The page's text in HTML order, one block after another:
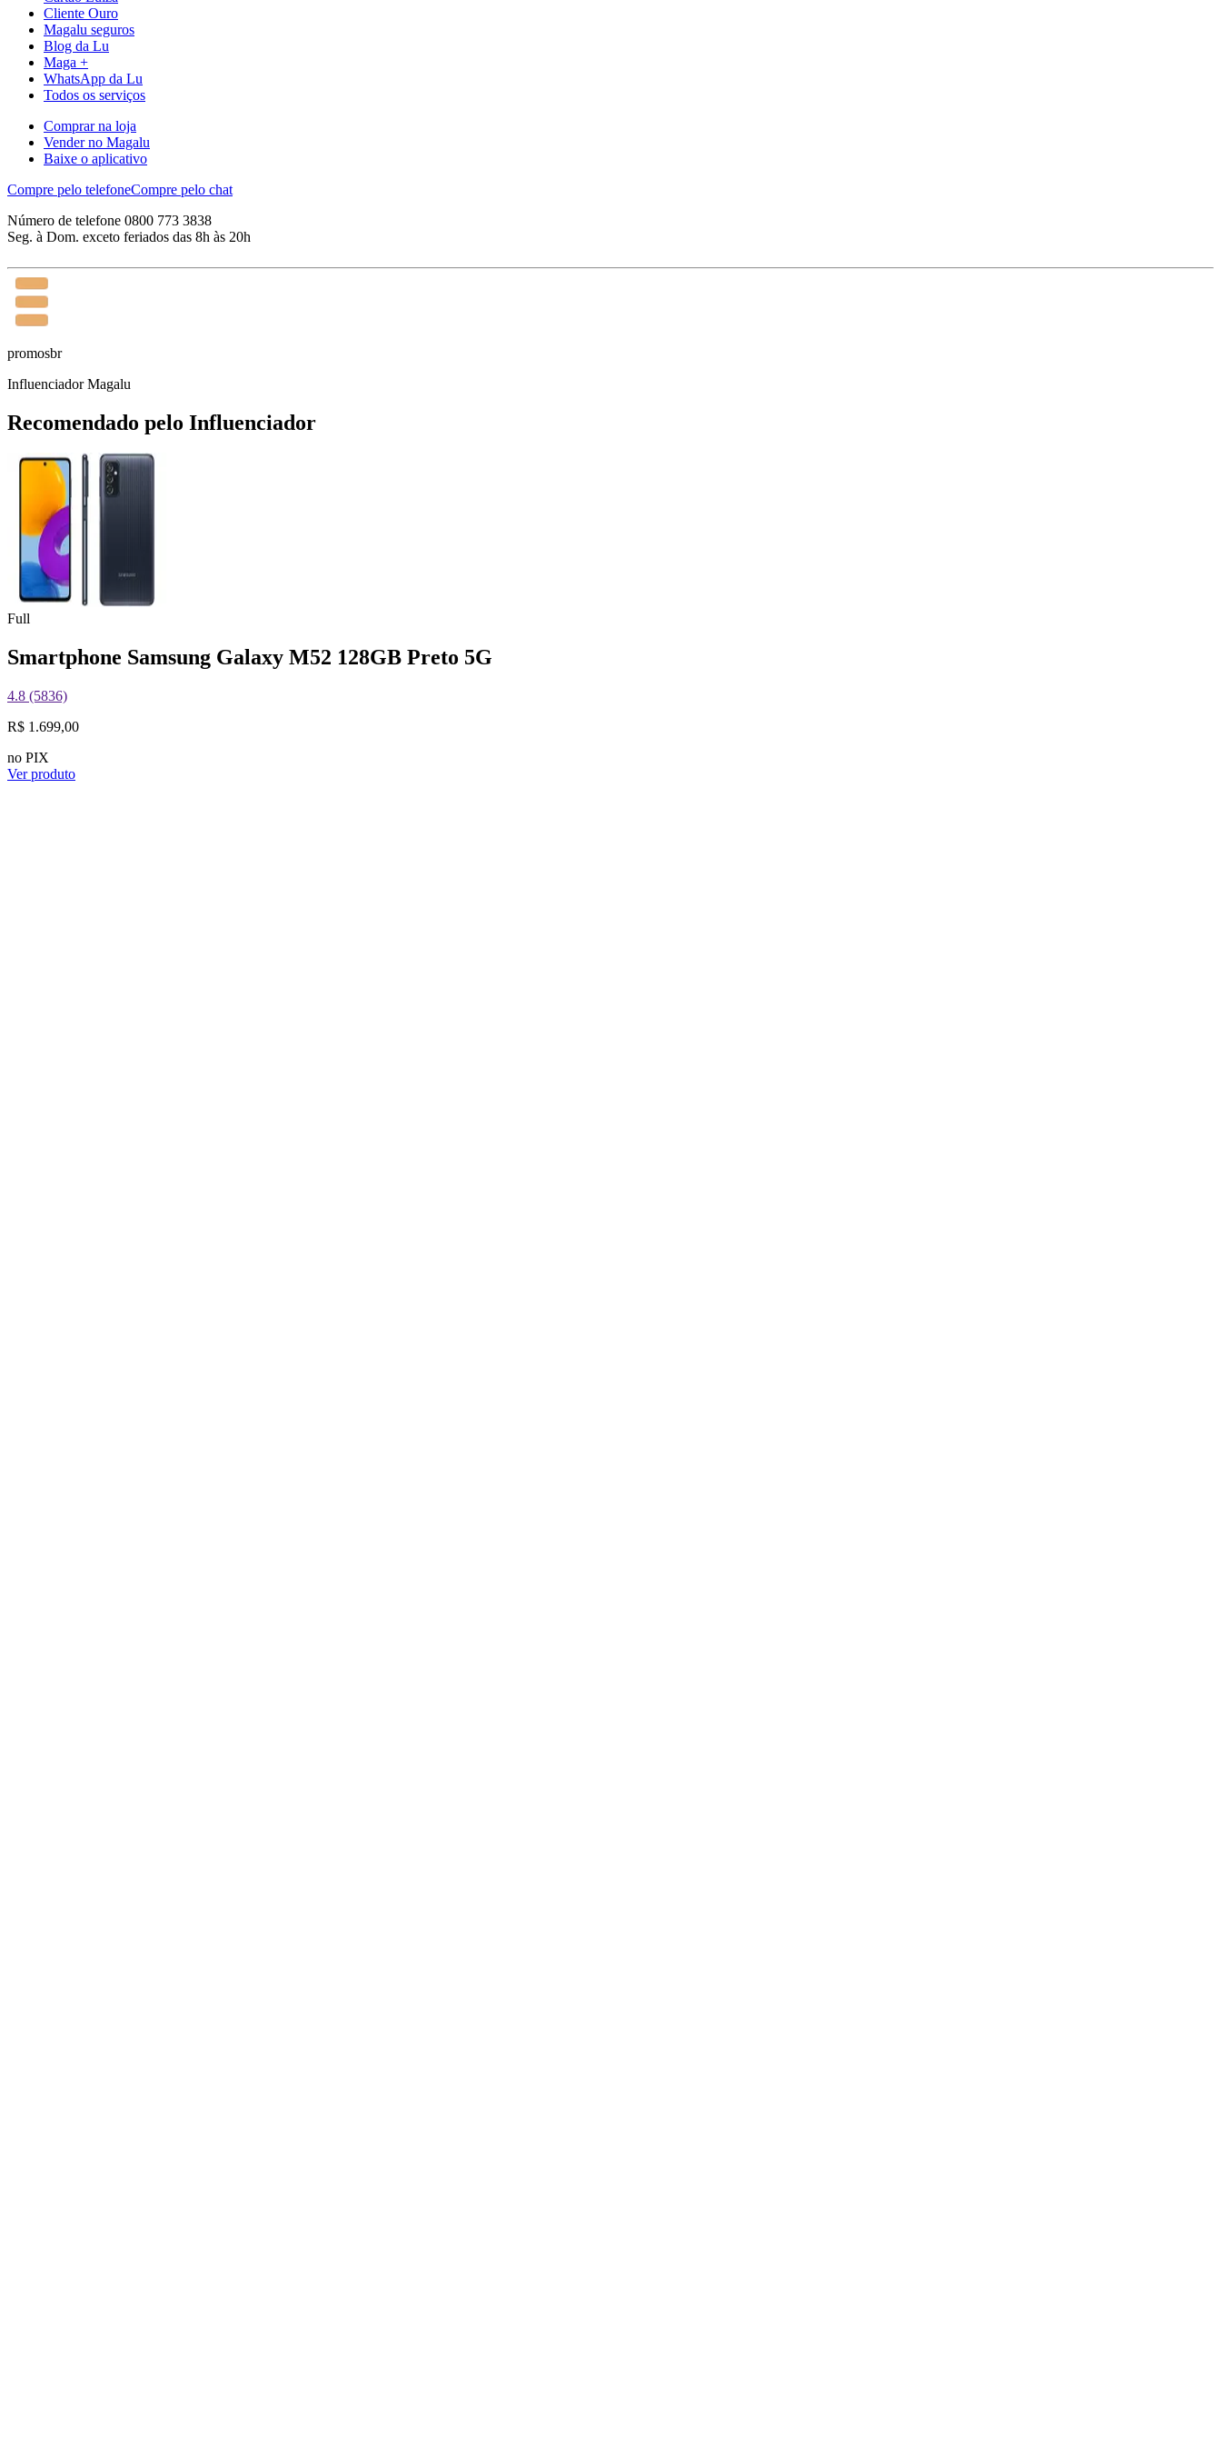
Cliente Ouro
Magalu seguros
Blog da Lu
Maga +
WhatsApp da Lu
Todos os serviços
Comprar na loja
Vender no Magalu
Baixe o aplicativo
Compre pelo telefoneCompre pelo chat
Número de telefone 0800 773 3838
Seg. à Dom. exceto feriados das 8h às 20h
promosbr
Influenciador Magalu
Recomendado pelo Influenciador
Full
Smartphone Samsung Galaxy M52 128GB Preto 5G
4.8 (5836)
R$ 1.699,00
no PIX
Ver produto